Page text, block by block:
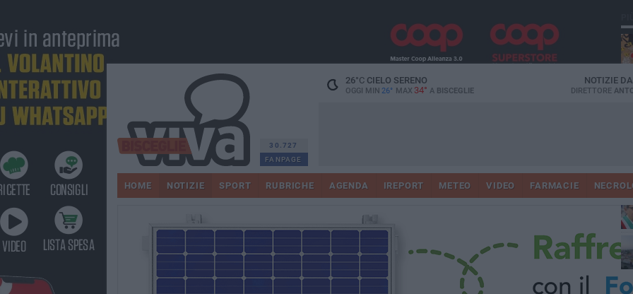
30.727
FANPAGE
26°CCIELO SERENO
OGGI MIN 26° MAX 34° A BISCEGLIE
NOTIZIE
DIRETTORE
HOME NOTIZIE SPORT RUBRICHE AGENDA IREPORT METEO VIDEO FARMACIE